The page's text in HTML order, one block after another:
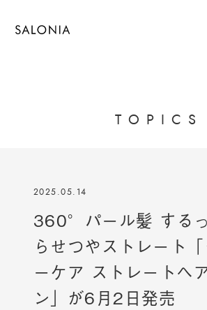
T O P I C S
2025.05.14
360°パール髪 する
らせつやストレート
ーケア ストレートヘ
ン」が6月2日発売